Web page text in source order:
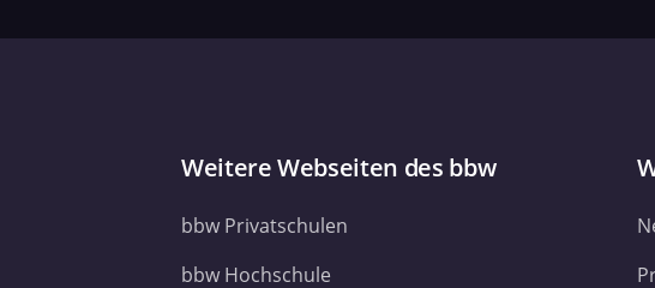
Weitere Webseiten des bbw
bbw Privatschulen
bbw Hochschule